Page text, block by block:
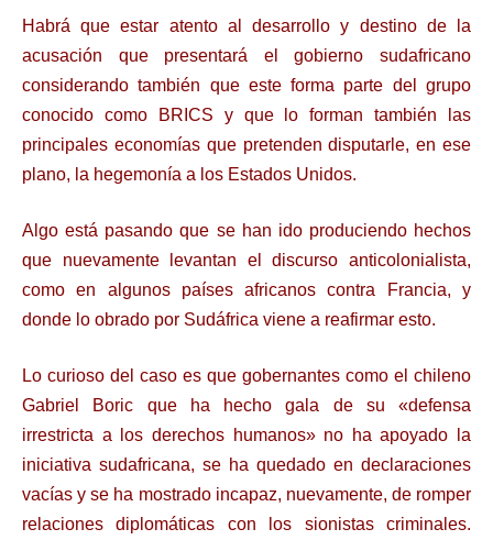
Habrá que estar atento al desarrollo y destino de la
acusación que presentará el gobierno sudafricano
considerando también que este forma parte del grupo
conocido como BRICS y que lo forman también las
principales economías que pretenden disputarle, en ese
plano, la hegemonía a los Estados Unidos.
Algo está pasando que se han ido produciendo hechos
que nuevamente levantan el discurso anticolonialista,
como en algunos países africanos contra Francia, y
donde lo obrado por Sudáfrica viene a reafirmar esto.
Lo curioso del caso es que gobernantes como el chileno
Gabriel Boric que ha hecho gala de su «defensa
irrestricta a los derechos humanos» no ha apoyado la
iniciativa sudafricana, se ha quedado en declaraciones
vacías y se ha mostrado incapaz, nuevamente, de romper
relaciones diplomáticas con los sionistas criminales.